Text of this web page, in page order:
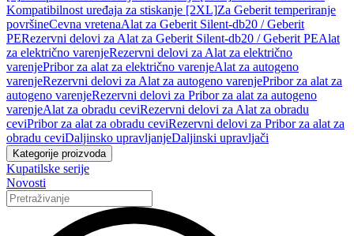
Kompatibilnost uređaja za stiskanje [2XL]Za Geberit temperiranje
površineCevna vretenaAlat za Geberit Silent-db20 / Geberit
PERezervni delovi za Alat za Geberit Silent-db20 / Geberit PEAlat
za električno varenjeRezervni delovi za Alat za električno
varenjePribor za alat za električno varenjeAlat za autogeno
varenjeRezervni delovi za Alat za autogeno varenjePribor za alat za
autogeno varenjeRezervni delovi za Pribor za alat za autogeno
varenjeAlat za obradu ceviRezervni delovi za Alat za obradu
ceviPribor za alat za obradu ceviRezervni delovi za Pribor za alat za
obradu ceviDaljinsko upravljanjeDaljinski upravljači
Kategorije proizvoda
Kupatilske serije
Novosti